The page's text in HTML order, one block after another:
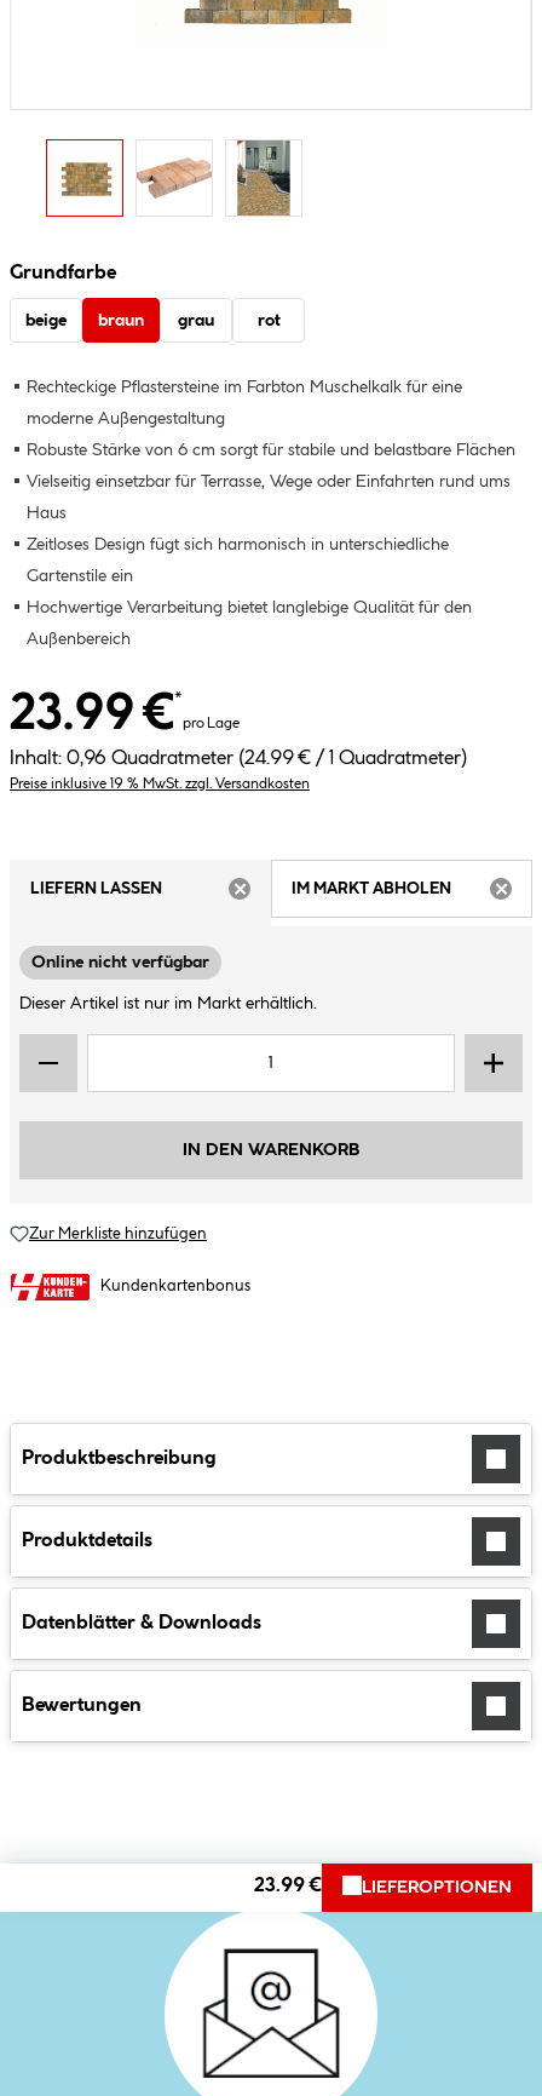
Grundfarbe
beige braun grau rot
Rechteckige Pflastersteine im Farbton Muschelkalk für eine
moderne Außengestaltung
Robuste Stärke von 6 cm sorgt für stabile und belastbare Flächen
Vielseitig einsetzbar für Terrasse, Wege oder Einfahrten rund ums
Haus
Zeitloses Design fügt sich harmonisch in unterschiedliche
Gartenstile ein
Hochwertige Verarbeitung bietet langlebige Qualität für den
Außenbereich
23.99 €*
pro Lage
Inhalt: 0,96 Quadratmeter (24.99 € / 1 Quadratmeter)
Preise inklusive 19 % MwSt. zzgl. Versandkosten
LIEFERN LASSEN
IM MARKT ABHOLEN
Online nicht verfügbar
Dieser Artikel ist nur im Markt erhältlich.
IN DEN WARENKORB
Zur Merkliste hinzufügen
Kundenkartenbonus
Produktbeschreibung
Produktdetails
Datenblätter & Downloads
Bewertungen
23.99 € LIEFEROPTIONEN